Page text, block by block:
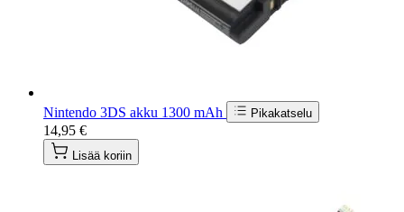
Nintendo 3DS akku 1300 mAh Pikakatselu
14,95 €
Lisää koriin